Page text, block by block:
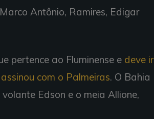
Antônio, Ramires, Edigar
pertence ao Fluminense e deve ir
com o Palmeiras. O Bahia
Edson e o meia Allione,